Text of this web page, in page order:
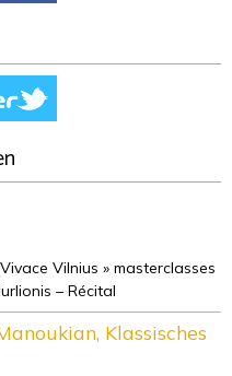
Vilnius » masterclasses
– Récital
Klassisches